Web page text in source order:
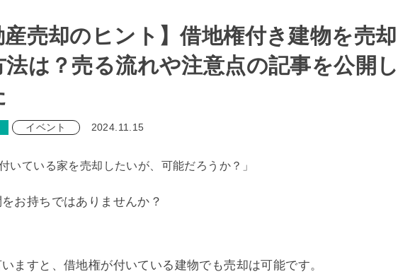
産売却のヒント】借地権付き建物を売却
は？売る流れや注意点の記事を公開し
イベント 2024.11.15
いている家を売却したいが、可能だろうか？」
お持ちではありませんか？
ますと、借地権が付いている建物でも売却は可能です。